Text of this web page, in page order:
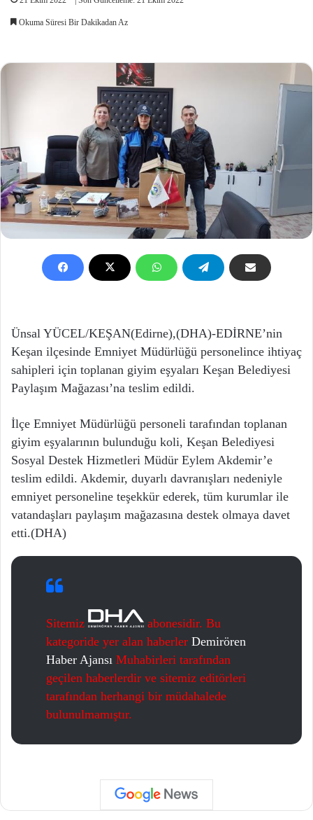
Okuma Süresi Bir Dakikadan Az
Ünsal YÜCEL/KEŞAN(Edirne),(DHA)-EDİRNE’nin
Keşan ilçesinde Emniyet Müdürlüğü personelince ihtiyaç
sahipleri için toplanan giyim eşyaları Keşan Belediyesi
Paylaşım Mağazası’na teslim edildi.
İlçe Emniyet Müdürlüğü personeli tarafından toplanan
giyim eşyalarının bulunduğu koli, Keşan Belediyesi
Sosyal Destek Hizmetleri Müdür Eylem Akdemir’e
teslim edildi. Akdemir, duyarlı davranışları nedeniyle
emniyet personeline teşekkür ederek, tüm kurumlar ile
vatandaşları paylaşım mağazasına destek olmaya davet
etti.(DHA)
Sitemiz
abonesidir. Bu
kategoride yer alan haberler Demirören
Haber Ajansı Muhabirleri tarafından
geçilen haberlerdir ve sitemiz editörleri
tarafından herhangi bir müdahalede
bulunulmamıştır.